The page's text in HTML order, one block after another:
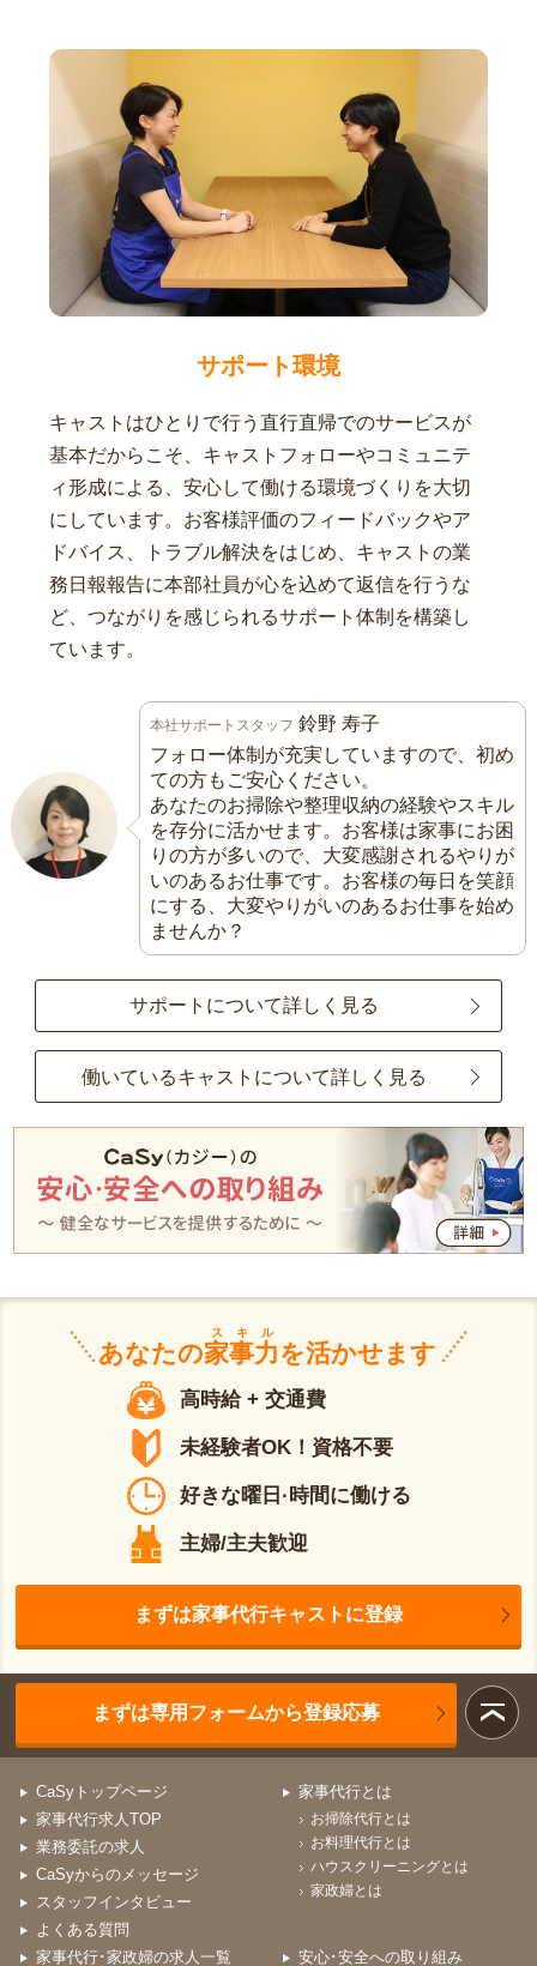
サポート環境
キャストはひとりで行う直行直帰でのサービスが
基本だからこそ、キャストフォローやコミュニテ
ィ形成による、安心して働ける環境づくりを大切
にしています。お客様評価のフィードバックやア
ドバイス、トラブル解決をはじめ、キャストの業
務日報報告に本部社員が心を込めて返信を行うな
ど、つながりを感じられるサポート体制を構築し
ています。
本社サポートスタッフ 鈴野 寿子
フォロー体制が充実していますので、初め
ての方もご安心ください。
あなたのお掃除や整理収納の経験やスキル
を存分に活かせます。お客様は家事にお困
りの方が多いので、大変感謝されるやりが
いのあるお仕事です。お客様の毎日を笑顔
にする、大変やりがいのあるお仕事を始め
ませんか？
サポートについて詳しく見る
働いているキャストについて詳しく見る
あなたの家事力
スキル
を活かせます
高時給 + 交通費
未経験者OK！資格不要
好きな曜日·時間に働ける
主婦/主夫歓迎
まずは家事代行キャストに登録
まずは専用フォームから登録応募
CaSyトップページ
家事代行求人TOP
業務委託の求人
CaSyからのメッセージ
スタッフインタビュー
よくある質問
家事代行とは
お掃除代行とは
お料理代行とは
ハウスクリーニングとは
家政婦とは
家事代行･家政婦の求人一覧 安心･安全への取り組み